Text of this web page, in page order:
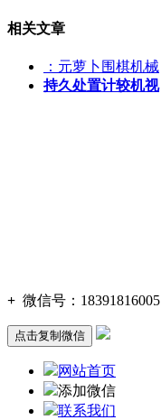
相关文章
：元萝卜围棋机械
持久处置计较机视
+ 微信号： 18391816005
点击复制微信
网站首页
添加微信
联系我们